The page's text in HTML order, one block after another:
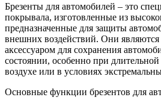
Брезенты для автомобилей – это
покрывала, изготовленные из
предназначенные для защиты
внешних воздействий. Они
аксессуаром для сохранения
состоянии, особенно при
воздухе или в условиях
Основные функции брезентов для